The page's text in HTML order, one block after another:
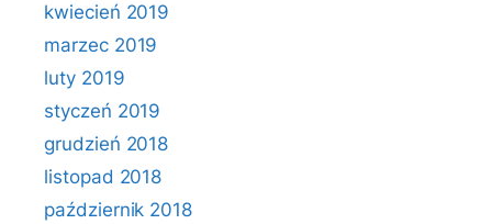
kwiecień 2019
marzec 2019
luty 2019
styczeń 2019
grudzień 2018
listopad 2018
październik 2018